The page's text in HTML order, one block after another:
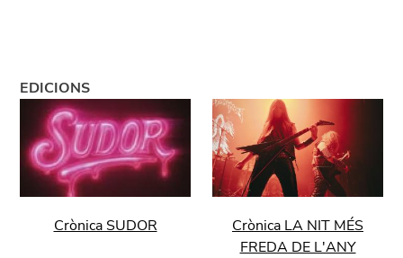
EDICIONS
Crònica SUDOR
Crònica LA NIT MÉS
FREDA DE L'ANY